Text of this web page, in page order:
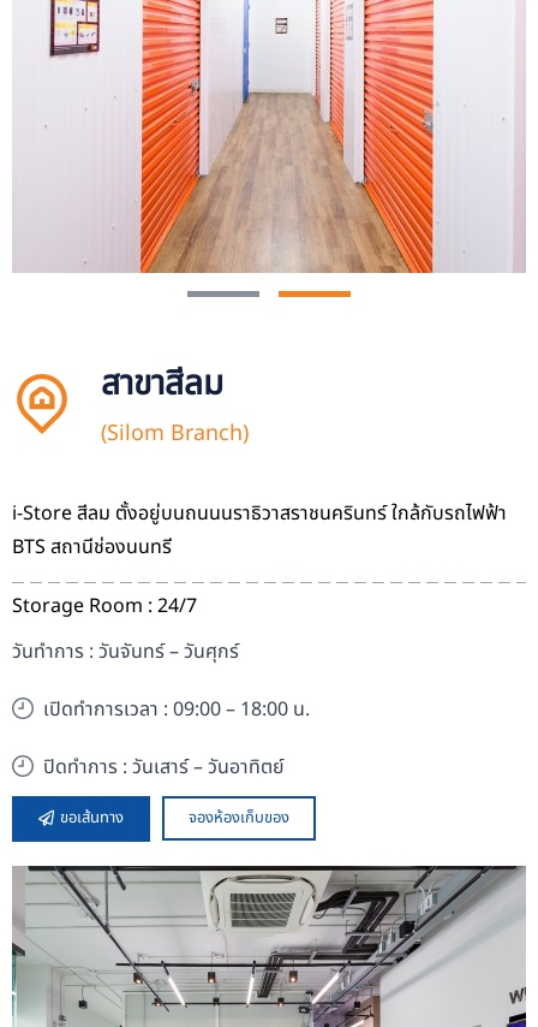
สาขาสีลม
(Silom Branch)
i-Store สีลม ตั้งอยู่บนถนนนราธิวาสราชนครินทร์ ใกล้กับรถไฟฟ้า
BTS สถานีช่องนนทรี
Storage Room : 24/7
วันทำการ : วันจันทร์ – วันศุกร์
เปิดทำการเวลา : 09:00 – 18:00 น.
ปิดทำการ : วันเสาร์ – วันอาทิตย์
ขอเส้นทาง จองห้องเก็บของ